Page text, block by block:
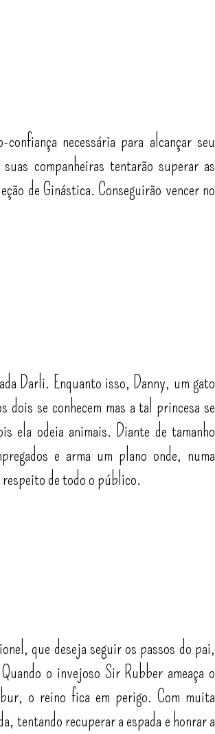
necessária para alcançar seu
companheiras tentarão superar as
de Ginástica. Conseguirão vencer no
Darli. Enquanto isso, Danny, um gato
se conhecem mas a tal princesa se
ela odeia animais. Diante de tamanho
e arma um plano onde, numa
respeito de todo o público.
que deseja seguir os passos do pai,
o invejoso Sir Rubber ameaça o
o reino fica em perigo. Com muita
tentando recuperar a espada e honrar a